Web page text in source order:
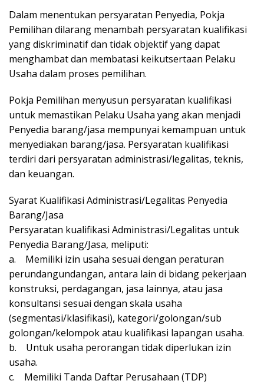
Dalam menentukan persyaratan Penyedia, Pokja
Pemilihan dilarang menambah persyaratan kualifikasi
yang diskriminatif dan tidak objektif yang dapat
menghambat dan membatasi keikutsertaan Pelaku
Usaha dalam proses pemilihan.
Pokja Pemilihan menyusun persyaratan kualifikasi
untuk memastikan Pelaku Usaha yang akan menjadi
Penyedia barang/jasa mempunyai kemampuan untuk
menyediakan barang/jasa. Persyaratan kualifikasi
terdiri dari persyaratan administrasi/legalitas, teknis,
dan keuangan.
Syarat Kualifikasi Administrasi/Legalitas Penyedia
Barang/Jasa
Persyaratan kualifikasi Administrasi/Legalitas untuk
Penyedia Barang/Jasa, meliputi:
a. Memiliki izin usaha sesuai dengan peraturan
perundangundangan, antara lain di bidang pekerjaan
konstruksi, perdagangan, jasa lainnya, atau jasa
konsultansi sesuai dengan skala usaha
(segmentasi/klasifikasi), kategori/golongan/sub
golongan/kelompok atau kualifikasi lapangan usaha.
b. Untuk usaha perorangan tidak diperlukan izin
usaha.
c. Memiliki Tanda Daftar Perusahaan (TDP)